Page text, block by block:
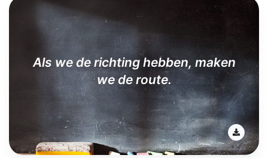
Als we de richting hebben, maken
we de route.